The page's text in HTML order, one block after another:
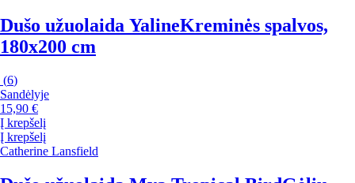
Dušo užuolaida YalineKreminės spalvos,
180x200 cm
(6)
Sandėlyje
15,90 €
Į krepšelį
Į krepšelį
Catherine Lansfield